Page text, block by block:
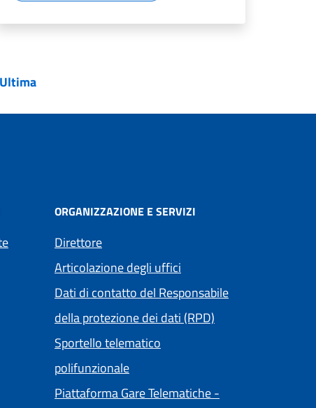
Pagina
Ultima
ORGANIZZAZIONE E SERVIZI
Direttore
Articolazione degli uffici
Dati di contatto del Responsabile
della protezione dei dati (RPD)
Sportello telematico
polifunzionale
Piattaforma Gare Telematiche -